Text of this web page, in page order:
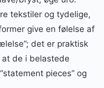
tekstiler og tydelige,
give en følelse af
det er praktisk
de i belastede
pieces” og